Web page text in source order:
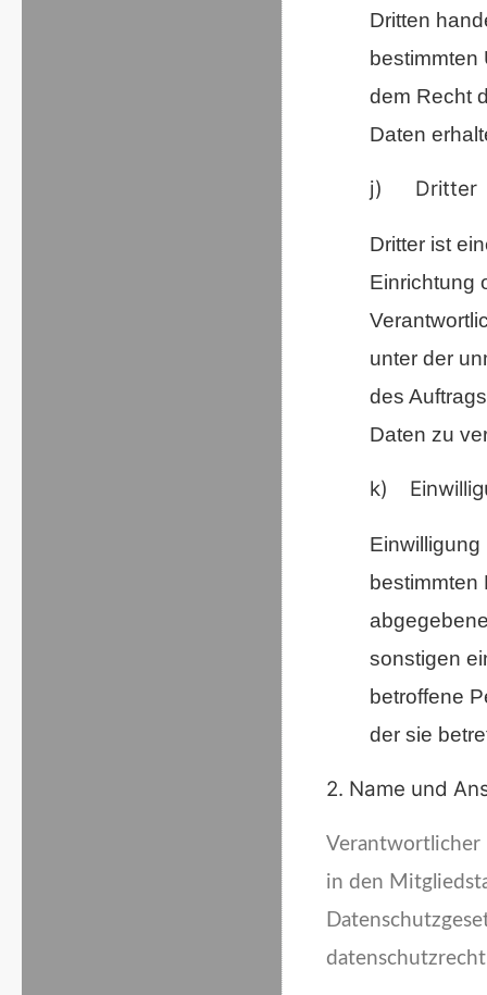
Dritten
dem Recht
Daten
j) Dritter
Dritter ist
Einrichtung
unter der
des
Daten zu
k)
bestimmten
sonstigen
betroffene
der sie
2. Name und
Verantwortlicher
in den